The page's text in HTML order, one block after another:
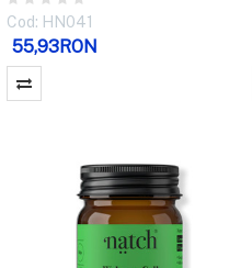
Cod: HN041
55,93RON